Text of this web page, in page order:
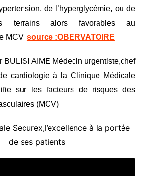
de l’hyperglycémie, ou de
terrains alors favorables au
MCV. source :OBERVATOIRE
BULISI AIME Médecin urgentiste,chef
cardiologie à la Clinique Médicale
sur les facteurs de risques des
(MCV)
Securex,l’excellence à la portée
de ses patients